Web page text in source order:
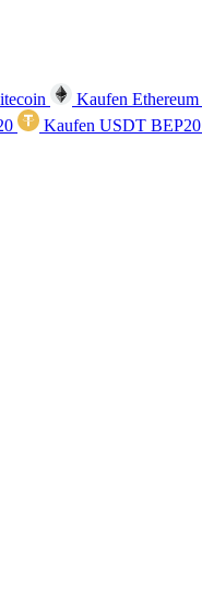
Kaufen Ethereum
Kaufen USDT BEP20